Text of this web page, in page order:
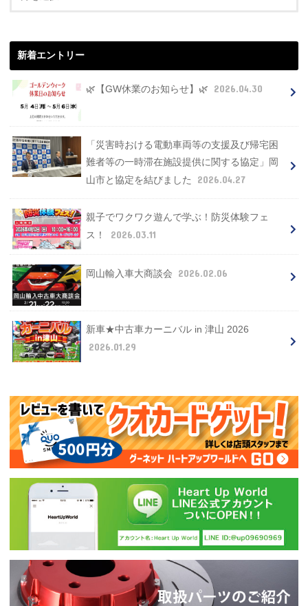
新着エントリー
🌿【GW休業のお知らせ】🌿 2026.04.30
「災害時おける電動車両等の支援及び帰宅困
難者等の一時滞在施設提供に関する協定」岡
山市と協定を結びました
2026.04.27
親子でワクワク遊んで学ぶ！防災体験フェ
ス！
2026.03.11
岡山輸入車大商談会 2026.02.06
新車★中古車カーニバル in 津山 2026
2026.01.29